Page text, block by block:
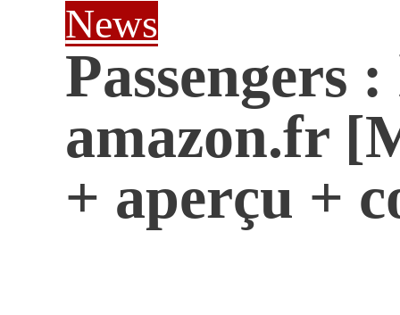
News
Passengers
amazon.fr
+ aperçu +